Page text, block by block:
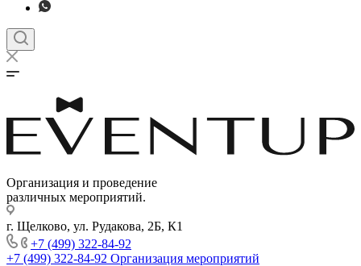
Организация и проведение
различных мероприятий.
г. Щелково, ул. Рудакова, 2Б, К1
+7 (499) 322-84-92
+7 (499) 322-84-92 Организация мероприятий